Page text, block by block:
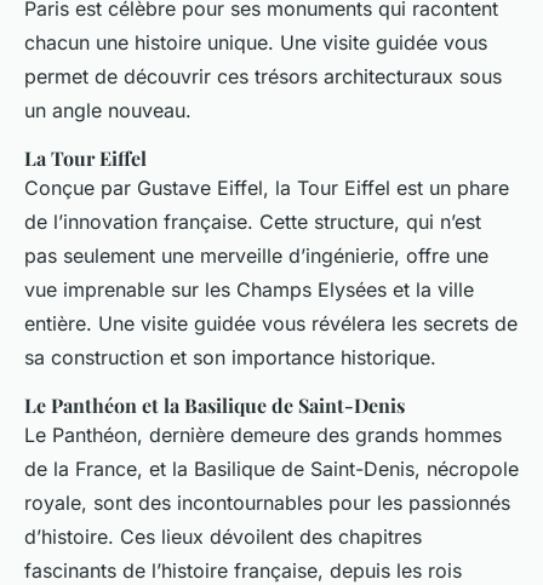
Paris est célèbre pour ses monuments qui racontent
chacun une histoire unique. Une visite guidée vous
permet de découvrir ces trésors architecturaux sous
un angle nouveau.
La Tour Eiffel
Conçue par Gustave Eiffel, la Tour Eiffel est un phare
de l’innovation française. Cette structure, qui n’est
pas seulement une merveille d’ingénierie, offre une
vue imprenable sur les Champs Elysées et la ville
entière. Une visite guidée vous révélera les secrets de
sa construction et son importance historique.
Le Panthéon et la Basilique de Saint-Denis
Le Panthéon, dernière demeure des grands hommes
de la France, et la Basilique de Saint-Denis, nécropole
royale, sont des incontournables pour les passionnés
d’histoire. Ces lieux dévoilent des chapitres
fascinants de l’histoire française, depuis les rois